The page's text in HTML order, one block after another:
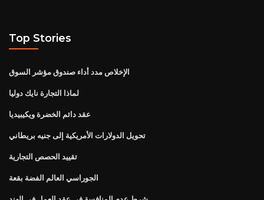
Top Stories
الإخلاص مدد أداء صندوق مؤشر السوق
لماذا التجارة نايك دوليا
عقد دائم الخضرة ويكيبيديا
تحويل الدولارات الأمريكية إلى جنيه بريطاني
تقييد الحصص التجارية
الجوراسي العالم الفضة بقعة